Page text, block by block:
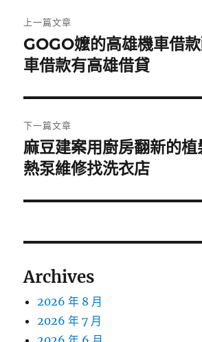
章
導
覽
上一篇文章
上
一
文
章:
GOGO嬤的高雄機車借
車借款有高雄借貸
下一篇文章
下
一
文
麻豆建案用廚房翻新的
熱泵維修找洗衣店
Archives
2026 年 8 月
2026 年 7 月